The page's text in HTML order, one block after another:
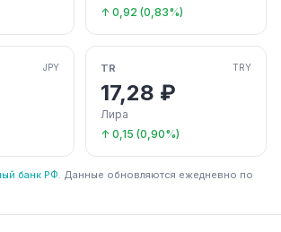
↑ 0,92 (0,83%)
JPY TR TRY
17,28 ₽
Лира
↑ 0,15 (0,90%)
банк РФ. Данные обновляются ежедневно по